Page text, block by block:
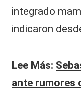
integrado
indicaron
Lee Más:
ante rumores